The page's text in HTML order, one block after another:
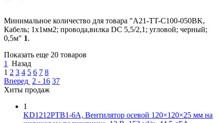
Минимальное количество для товара "A21-TT-C100-050BK,
Кабель; 1x1мм2; провода,вилка DC 5,5/2,1; угловой; черный;
0,5м" 1.
Показать еще 20 товаров
1
Назад
1 2 3 4 5 6 7 8
Вперед 2 - 16 37
Хиты продаж
1
KD1212PTB1-6A, Вентилятор осевой 120×120×25 мм на